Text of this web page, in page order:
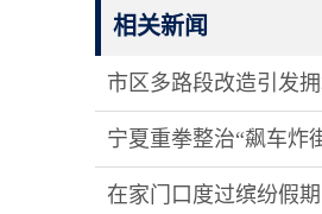
相关新闻
市区多路段改造引发
宁夏重拳整治“飙车炸
查处违法行为1367起
在家门口度过缤纷假